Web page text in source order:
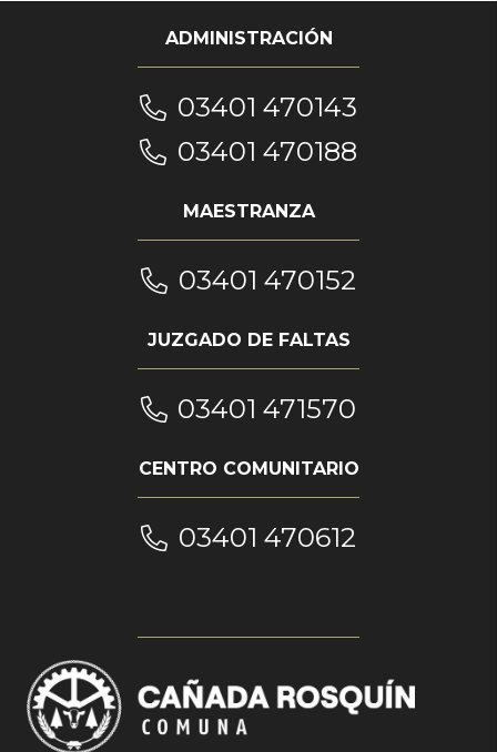
ADMINISTRACIÓN
03401 470143
03401 470188
MAESTRANZA
03401 470152
JUZGADO DE FALTAS
03401 471570
CENTRO COMUNITARIO
03401 470612